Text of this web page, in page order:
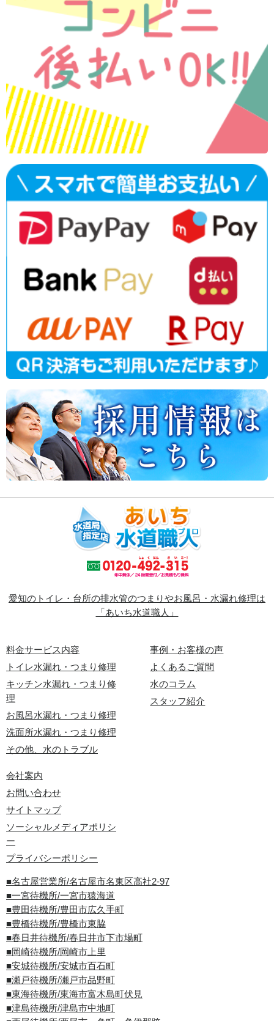
愛知のトイレ・台所の排水管のつまりやお風呂・水漏れ修理は
「あいち水道職人」
料金サービス内容
トイレ水漏れ・つまり修理
キッチン水漏れ・つまり修
理
お風呂水漏れ・つまり修理
洗面所水漏れ・つまり修理
その他、水のトラブル
事例・お客様の声
よくあるご質問
水のコラム
スタッフ紹介
会社案内
お問い合わせ
サイトマップ
ソーシャルメディアポリシ
ー
プライバシーポリシー
■名古屋営業所/名古屋市名東区高社2-97
■一宮待機所/一宮市猿海道
■豊田待機所/豊田市広久手町
■豊橋待機所/豊橋市東脇
■春日井待機所/春日井市下市場町
■岡崎待機所/岡崎市上里
■安城待機所/安城市百石町
■瀬戸待機所/瀬戸市品野町
■東海待機所/東海市富木島町伏見
■津島待機所/津島市中地町